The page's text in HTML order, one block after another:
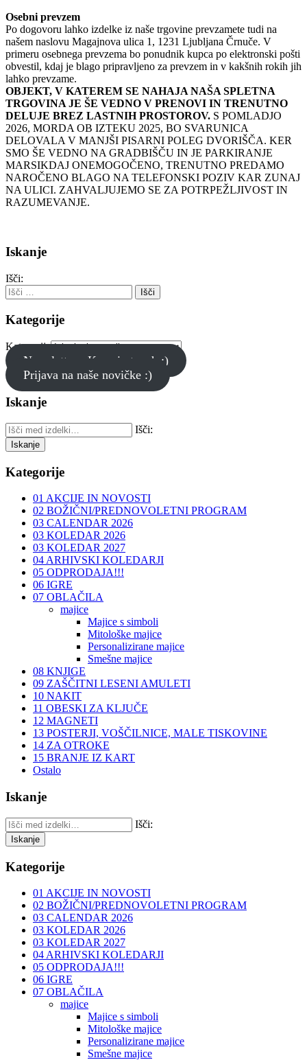
Osebni prevzem
Po dogovoru lahko izdelke iz naše trgovine prevzamete tudi na
našem naslovu Magajnova ulica 1, 1231 Ljubljana Črnuče. V
primeru osebnega prevzema bo ponudnik kupca po elektronski pošti
obvestil, kdaj je blago pripravljeno za prevzem in v kakšnih rokih jih
lahko prevzame.
OBJEKT, V KATEREM SE NAHAJA NAŠA SPLETNA
TRGOVINA JE ŠE VEDNO V PRENOVI IN TRENUTNO
DELUJE BREZ LASTNIH PROSTOROV. S POMLADJO
2026, MORDA OB IZTEKU 2025, BO SVARUNICA
DELOVALA V MANJŠI PISARNI POLEG DVORIŠČA. KER
SMO ŠE VEDNO NA GRADBIŠČU IN JE PARKIRANJE
MARSIKDAJ ONEMOGOČENO, TRENUTNO PREDAMO
NAROČENO BLAGO NA TELEFONSKI POZIV KAR ZUNAJ
NA ULICI. ZAHVALJUJEMO SE ZA POTRPEŽLJIVOST IN
RAZUMEVANJE.
Iskanje
Išči:
Kategorije
Kategorije
Newsletter - Keep in touch :)
Prijava na naše novičke :)
Iskanje
Išči:
Iskanje
Kategorije
01 AKCIJE IN NOVOSTI
02 BOŽIČNI/PREDNOVOLETNI PROGRAM
03 CALENDAR 2026
03 KOLEDAR 2026
03 KOLEDAR 2027
04 ARHIVSKI KOLEDARJI
05 ODPRODAJA!!!
06 IGRE
07 OBLAČILA
majice
Majice s simboli
Mitološke majice
Personalizirane majice
Smešne majice
08 KNJIGE
09 ZAŠČITNI LESENI AMULETI
10 NAKIT
11 OBESKI ZA KLJUČE
12 MAGNETI
13 POSTERJI, VOŠČILNICE, MALE TISKOVINE
14 ZA OTROKE
15 BRANJE IZ KART
Ostalo
Iskanje
Išči:
Iskanje
Kategorije
01 AKCIJE IN NOVOSTI
02 BOŽIČNI/PREDNOVOLETNI PROGRAM
03 CALENDAR 2026
03 KOLEDAR 2026
03 KOLEDAR 2027
04 ARHIVSKI KOLEDARJI
05 ODPRODAJA!!!
06 IGRE
07 OBLAČILA
majice
Majice s simboli
Mitološke majice
Personalizirane majice
Smešne majice